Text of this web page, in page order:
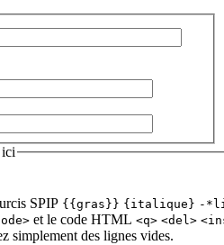
SPIP {{gras}} {italique} -
et le code HTML <q> <del>
simplement des lignes vides.